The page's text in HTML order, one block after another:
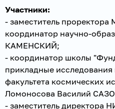
Участники:
- заместитель
координатор научно-
КАМЕНСКИЙ;
- координатор школы
прикладные
факультета космических
Ломоносова Василий
- заместитель директора